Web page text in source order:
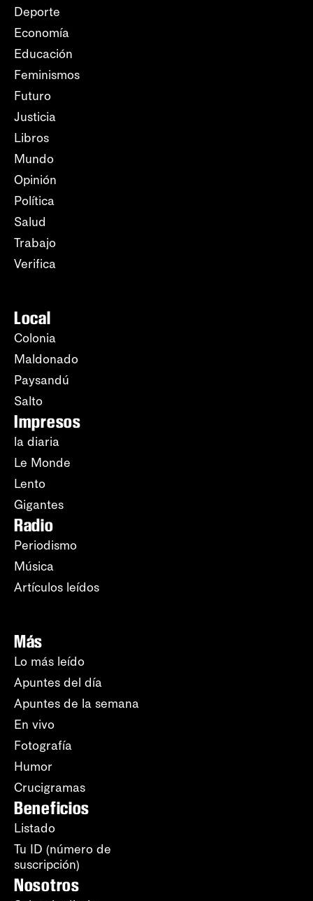
Deporte
Economía
Educación
Feminismos
Futuro
Justicia
Libros
Mundo
Opinión
Política
Salud
Trabajo
Verifica
Local
Colonia
Maldonado
Paysandú
Salto
Impresos
la diaria
Le Monde
Lento
Gigantes
Radio
Periodismo
Música
Artículos leídos
Más
Lo más leído
Apuntes del día
Apuntes de la semana
En vivo
Fotografía
Humor
Crucigramas
Beneficios
Listado
Tu ID (número de
suscripción)
Nosotros